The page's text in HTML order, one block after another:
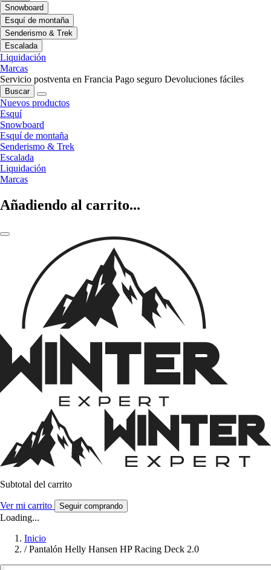
Snowboard
Esquí de montaña
Senderismo & Trek
Escalada
Liquidación
Marcas
Servicio postventa en Francia Pago seguro Devoluciones fáciles
Buscar
Nuevos productos
Esquí
Snowboard
Esquí de montaña
Senderismo & Trek
Escalada
Liquidación
Marcas
Añadiendo al carrito...
Subtotal del carrito
Ver mi carrito Seguir comprando
Loading...
Inicio
/ Pantalón Helly Hansen HP Racing Deck 2.0